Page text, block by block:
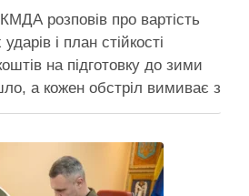
розповів про вартість
і план стійкості
на підготовку до зими
а кожен обстріл вимиває з
коштів Балістичний удар
як-от розселення